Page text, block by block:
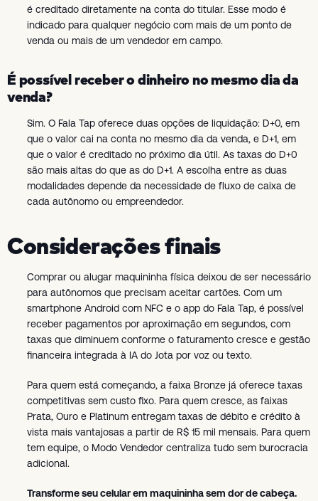
é creditado diretamente na conta do titular. Esse modo é
indicado para qualquer negócio com mais de um ponto de
venda ou mais de um vendedor em campo.
É possível receber o dinheiro no mesmo dia da
venda?
Sim. O Fala Tap oferece duas opções de liquidação: D+0, em
que o valor cai na conta no mesmo dia da venda, e D+1, em
que o valor é creditado no próximo dia útil. As taxas do D+0
são mais altas do que as do D+1. A escolha entre as duas
modalidades depende da necessidade de fluxo de caixa de
cada autônomo ou empreendedor.
Considerações finais
Comprar ou alugar maquininha física deixou de ser necessário
para autônomos que precisam aceitar cartões. Com um
smartphone Android com NFC e o app do Fala Tap, é possível
receber pagamentos por aproximação em segundos, com
taxas que diminuem conforme o faturamento cresce e gestão
financeira integrada à IA do Jota por voz ou texto.
Para quem está começando, a faixa Bronze já oferece taxas
competitivas sem custo fixo. Para quem cresce, as faixas
Prata, Ouro e Platinum entregam taxas de débito e crédito à
vista mais vantajosas a partir de R$ 15 mil mensais. Para quem
tem equipe, o Modo Vendedor centraliza tudo sem burocracia
adicional.
Transforme seu celular em maquininha sem dor de cabeça.